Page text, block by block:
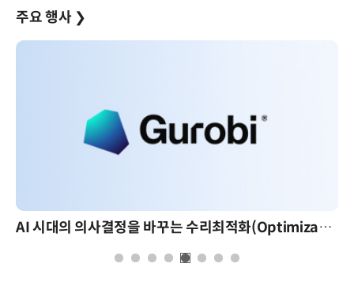
주요 행사 ❯
AI 시대의 의사결정을 바꾸는 수리최적화(Optimization): 실제 산업 적용 사례와 활용 전략